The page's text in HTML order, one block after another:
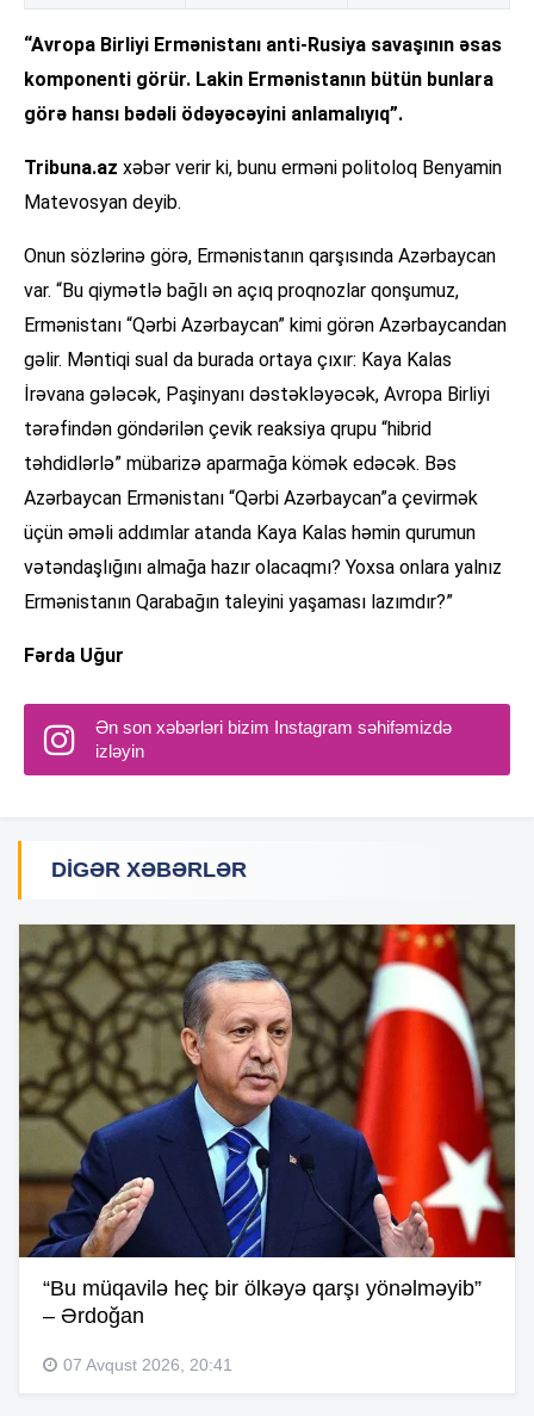
“Avropa Birliyi Ermənistanı anti-Rusiya savaşının əsas
komponenti görür. Lakin Ermənistanın bütün bunlara
görə hansı bədəli ödəyəcəyini anlamalıyıq”.
Tribuna.az xəbər verir ki, bunu erməni politoloq Benyamin
Matevosyan deyib.
Onun sözlərinə görə, Ermənistanın qarşısında Azərbaycan
var. “Bu qiymətlə bağlı ən açıq proqnozlar qonşumuz,
Ermənistanı “Qərbi Azərbaycan” kimi görən Azərbaycandan
gəlir. Məntiqi sual da burada ortaya çıxır: Kaya Kalas
İrəvana gələcək, Paşinyanı dəstəkləyəcək, Avropa Birliyi
tərəfindən göndərilən çevik reaksiya qrupu “hibrid
təhdidlərlə” mübarizə aparmağa kömək edəcək. Bəs
Azərbaycan Ermənistanı “Qərbi Azərbaycan”a çevirmək
üçün əməli addımlar atanda Kaya Kalas həmin qurumun
vətəndaşlığını almağa hazır olacaqmı? Yoxsa onlara yalnız
Ermənistanın Qarabağın taleyini yaşaması lazımdır?”
Fərda Uğur
Ən son xəbərləri bizim Instagram səhifəmizdə
izləyin
DIGƏR XƏBƏRLƏR
“Bu müqavilə heç bir ölkəyə qarşı yönəlməyib”
– Ərdoğan
07 Avqust 2026, 20:41